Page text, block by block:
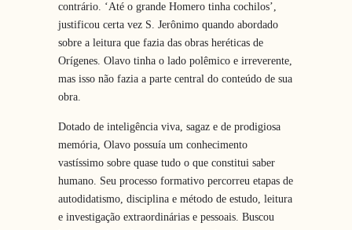
contrário. ‘Até o grande Homero tinha cochilos’,
justificou certa vez S. Jerônimo quando abordado
sobre a leitura que fazia das obras heréticas de
Orígenes. Olavo tinha o lado polêmico e irreverente,
mas isso não fazia a parte central do conteúdo de sua
obra.
Dotado de inteligência viva, sagaz e de prodigiosa
memória, Olavo possuía um conhecimento
vastíssimo sobre quase tudo o que constitui saber
humano. Seu processo formativo percorreu etapas de
autodidatismo, disciplina e método de estudo, leitura
e investigação extraordinárias e pessoais. Buscou